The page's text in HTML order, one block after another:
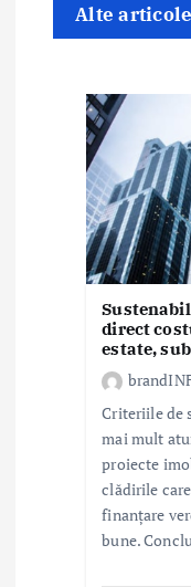
a
Alte
direct
estate,
Criteriile de
mai mult
proiecte
clădirile
finanțare
bune.